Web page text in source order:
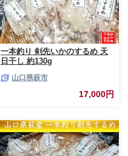
一本釣り 剣先いかのするめ 天
日干し 約130g
山口県萩市
17,000円